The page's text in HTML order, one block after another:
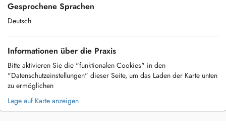
Gesprochene Sprachen
Deutsch
Informationen über die Praxis
Bitte aktivieren Sie die "funktionalen Cookies" in den
"Datenschutzeinstellungen" dieser Seite, um das Laden der Karte unten
zu ermöglichen
Lage auf Karte anzeigen